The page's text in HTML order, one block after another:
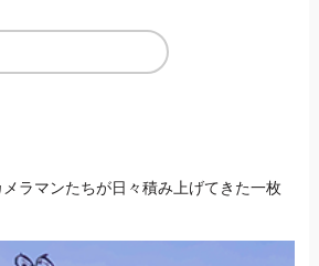
ラマンたちが日々積み上げてきた一枚